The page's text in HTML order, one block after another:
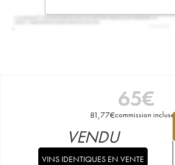
65€
81,77€commission incluse
VENDU
VINS IDENTIQUES EN VENTE